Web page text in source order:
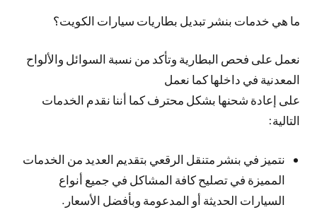
ما هي خدمات بنشر تبديل بطاريات سيارات الكويت؟
نعمل على فحص البطارية وتأكد من نسبة السوائل والألواح
المعدنية في داخلها كما نعمل
على إعادة شحنها بشكل محترف كما أننا نقدم الخدمات
التالية:
نتميز في بنشر متنقل الرقعي بتقديم العديد من الخدمات
المميزة في تصليح كافة المشاكل في جميع أنواع
السيارات الحديثة أو المدعومة وبأفضل الأسعار.